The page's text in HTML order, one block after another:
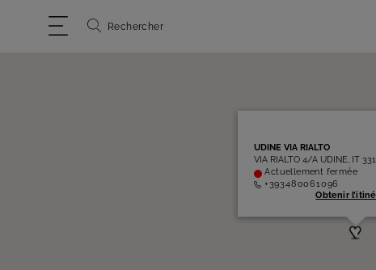
Rechercher
UDINE VIA RIALTO
VIA RIALTO 4/A UDINE, IT
Actuellement fermée
+393480061096
Obtenir